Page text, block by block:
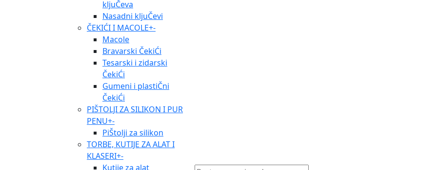
kljuČeva
Nasadni kljuČevi
ČEKIĆI I MACOLE+-
Macole
Bravarski ČekiĆi
Tesarski i zidarski
ČekiĆi
Gumeni i plastiČni
ČekiĆi
PIŠTOLJI ZA SILIKON I PUR
PENU+-
PiŠtolji za silikon
TORBE, KUTIJE ZA ALAT I
KLASERI+-
Kutije za alat